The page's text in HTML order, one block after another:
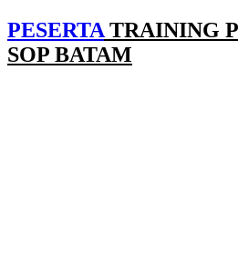
PESERTA TRAINING
SOP BATAM